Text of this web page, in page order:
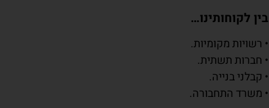
בין לקוחותינו…
• רשויות מקומיות.
• חברות תשתית.
• קבלני בנייה.
• משרד התחבורה.